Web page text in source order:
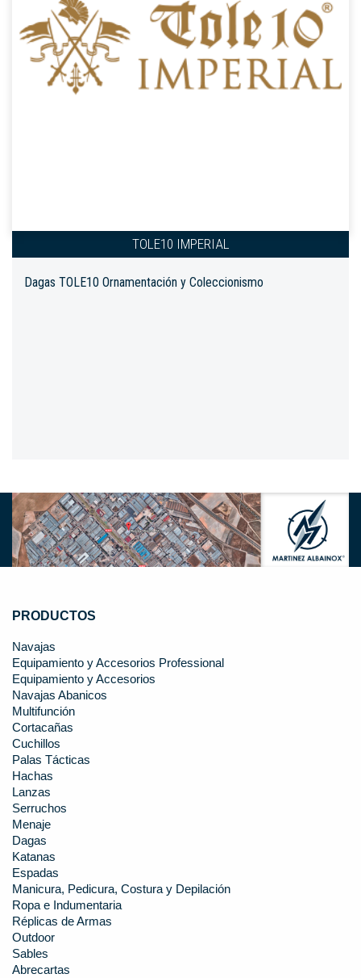
TOLE10 IMPERIAL
Dagas TOLE10 Ornamentación y Coleccionismo
PRODUCTOS
Navajas
Equipamiento y Accesorios Professional
Equipamiento y Accesorios
Navajas Abanicos
Multifunción
Cortacañas
Cuchillos
Palas Tácticas
Hachas
Lanzas
Serruchos
Menaje
Dagas
Katanas
Espadas
Manicura, Pedicura, Costura y Depilación
Ropa e Indumentaria
Réplicas de Armas
Outdoor
Sables
Abrecartas